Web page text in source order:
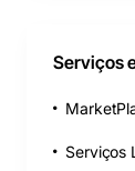
Serviços
Serviços